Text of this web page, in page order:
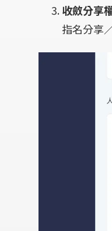
收斂分享
指名分享